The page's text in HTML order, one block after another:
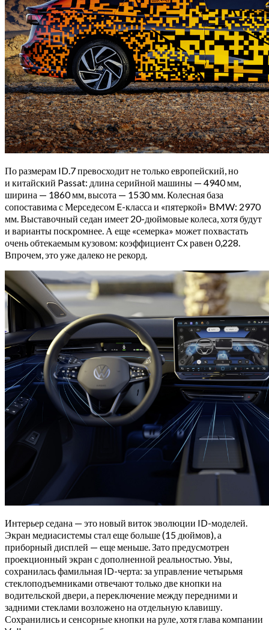
По размерам ID.7 превосходит не только европейский, но
и китайский Passat: длина серийной машины — 4940 мм,
ширина — 1860 мм, высота — 1530 мм. Колесная база
сопоставима с Мерседесом E-класса и «пятеркой» BMW: 2970
мм. Выставочный седан имеет 20-дюймовые колеса, хотя будут
и варианты поскромнее. А еще «семерка» может похвастать
очень обтекаемым кузовом: коэффициент Cx равен 0,228.
Впрочем, это уже далеко не рекорд.
Интерьер седана — это новый виток эволюции ID-моделей.
Экран медиасистемы стал еще больше (15 дюймов), а
приборный дисплей — еще меньше. Зато предусмотрен
проекционный экран с дополненной реальностью. Увы,
сохранилась фамильная ID-черта: за управление четырьмя
стеклоподъемниками отвечают только две кнопки на
водительской двери, а переключение между передними и
задними стеклами возложено на отдельную клавишу.
Сохранились и сенсорные кнопки на руле, хотя глава компании